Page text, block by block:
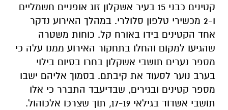
קטינים כבני 15 בעיר אשקלון זוג אופניים חשמליים
ו-2 מכשירי טלפון סלולרי. במהלך האירוע נדקר
אחד הקטינים בידו באורח קל. כוחות משטרה
שהגיעו למקום והחלו בתחקור האירוע ממנו עלה כי
מספר נערים תושבי אשקלון בחרו בסיום בילוי
בערב נוער לסעוד את קיבתם. בסמוך אליהם ישבו
מספר קטינים ובגירים, שבדיעבד התברר כי אלו
תושבי אשדוד בגילאי 17-19, תוך שצרכו אלכוהול.